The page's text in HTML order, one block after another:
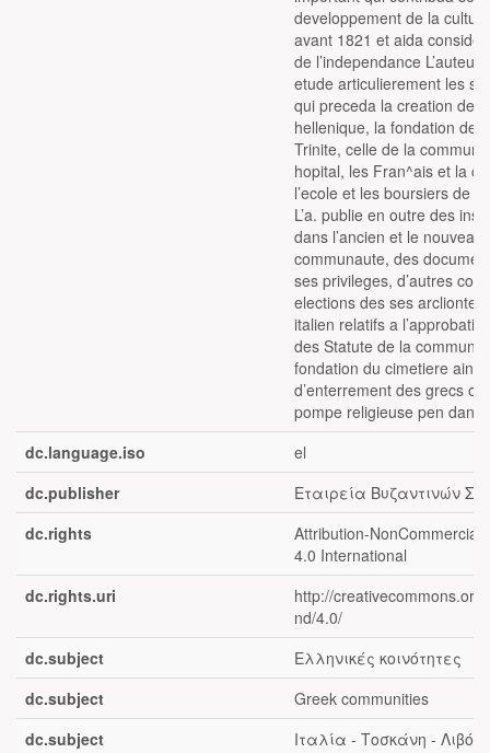
developpement de la
avant 1821 et aida
de l’independance
etude articulierement les
qui preceda la creation de
hellenique, la fondation de
Trinite, celle de la
hopital, les Fran^ais et la
l’ecole et les boursiers de
L’a. publie en outre des
dans l’ancien et le
communaute, des
ses privileges, d’autres
elections des ses
italien relatifs a
des Statute de la
fondation du cimetiere
d’enterrement des grecs
pompe religieuse pen dant
dc.language.iso
el
dc.publisher
Εταιρεία Βυζαντινών
dc.rights
Attribution-
4.0 International
dc.rights.uri
http://
nd/4.0/
dc.subject
Ελληνικές κοινότητες
dc.subject
Greek communities
dc.subject
Ιταλία - Τοσκάνη -